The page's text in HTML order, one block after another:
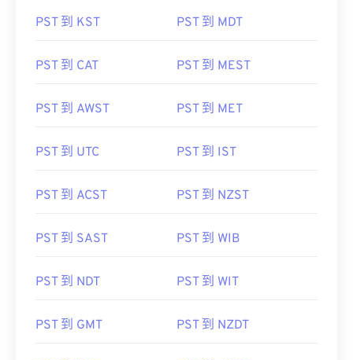
PST 到 KST PST 到 MDT
PST 到 CAT PST 到 MEST
PST 到 AWST PST 到 MET
PST 到 UTC PST 到 IST
PST 到 ACST PST 到 NZST
PST 到 SAST PST 到 WIB
PST 到 NDT PST 到 WIT
PST 到 GMT PST 到 NZDT